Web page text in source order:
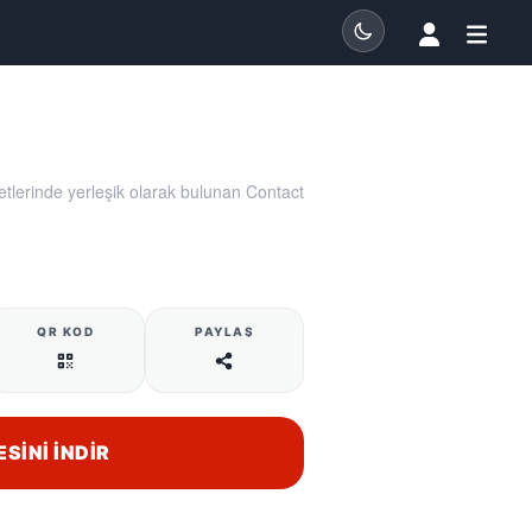
yerleşik olarak bulunan Contact
QR KOD PAYLAŞ
İNDIR